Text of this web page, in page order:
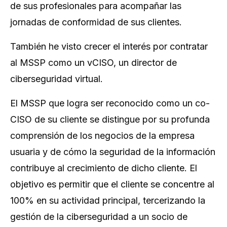
de sus profesionales para acompañar las
jornadas de conformidad de sus clientes.
También he visto crecer el interés por contratar
al MSSP como un vCISO, un director de
ciberseguridad virtual.
El MSSP que logra ser reconocido como un co-
CISO de su cliente se distingue por su profunda
comprensión de los negocios de la empresa
usuaria y de cómo la seguridad de la información
contribuye al crecimiento de dicho cliente. El
objetivo es permitir que el cliente se concentre al
100% en su actividad principal, tercerizando la
gestión de la ciberseguridad a un socio de